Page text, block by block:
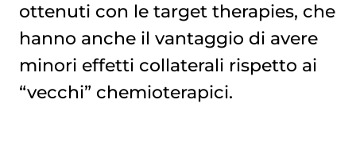
ottenuti con le target therapies, che
hanno anche il vantaggio di avere
minori effetti collaterali rispetto ai
“vecchi” chemioterapici.